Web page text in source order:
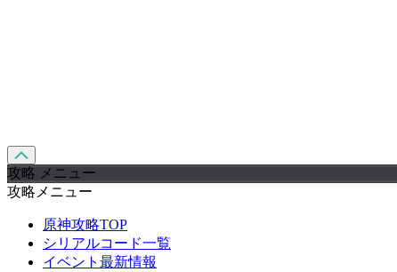
攻略 メニュー
攻略メニュー
原神攻略TOP
シリアルコード一覧
イベント最新情報